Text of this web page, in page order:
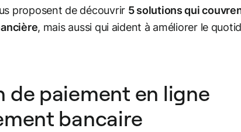
proposent de découvrir 5 solutions qui
, mais aussi qui aident à améliorer le
de paiement en ligne
bancaire